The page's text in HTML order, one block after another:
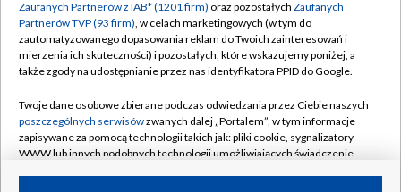
Emisja w TVP
Centrum informacji TVP
Naziemna Telewizja Cyfrowa
Rada Programowa
System NOS
Informacje o nadawcy
Polityka prywatności
Moje zgody
Pomoc
Kontakt
Kanały
Zaufanych Partnerów z IAB* (1201 firm) oraz pozostałych Zaufanych
Partnerów TVP (93 firm), w celach marketingowych (w tym do
zautomatyzowanego dopasowania reklam do Twoich zainteresowań i
mierzenia ich skuteczności) i pozostałych, które wskazujemy poniżej, a
także zgody na udostępnianie przez nas identyfikatora PPID do Google.
Twoje dane osobowe zbierane podczas odwiedzania przez Ciebie naszych
poszczególnych serwisówzwanych dalej „Portalem”, w tym informacje
zapisywane za pomocą technologii takich jak: pliki cookie, sygnalizatory
WWW lub innych podobnych technologii umożliwiających świadczenie